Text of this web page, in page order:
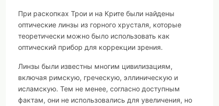
При раскопках Трои и на Крите были найдены
оптические линзы из горного хрусталя, которые
теоретически можно было использовать как
оптический прибор для коррекции зрения.
Линзы были известны многим цивилизациям,
включая римскую, греческую, эллиническую и
исламскую. Тем не менее, согласно доступным
фактам, они не использовались для увеличения, но